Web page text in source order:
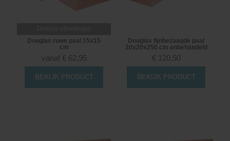
Douglas ruwe paal 15x15
cm
vanaf € 62,95
BEKIJK PRODUCT
Douglas fijnbezaagde paal
20x20x250 cm onbehandeld
€ 120,50
BEKIJK PRODUCT